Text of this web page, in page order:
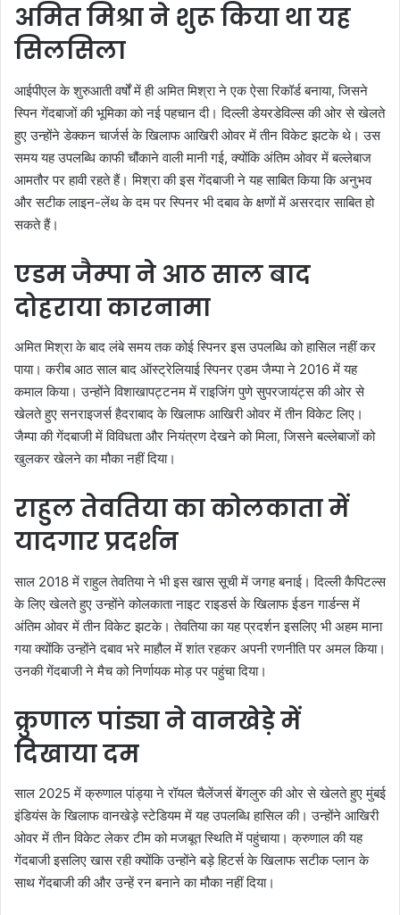
अमित मिश्रा ने शुरू किया था यह
सिलसिला
आईपीएल के शुरुआती वर्षों में ही अमित मिश्रा ने एक ऐसा रिकॉर्ड बनाया, जिसने
स्पिन गेंदबाजों की भूमिका को नई पहचान दी। दिल्ली डेयरडेविल्स की ओर से खेलते
हुए उन्होंने डेक्कन चार्जर्स के खिलाफ आखिरी ओवर में तीन विकेट झटके थे। उस
समय यह उपलब्धि काफी चौंकाने वाली मानी गई, क्योंकि अंतिम ओवर में बल्लेबाज
आमतौर पर हावी रहते हैं। मिश्रा की इस गेंदबाजी ने यह साबित किया कि अनुभव
और सटीक लाइन-लेंथ के दम पर स्पिनर भी दबाव के क्षणों में असरदार साबित हो
सकते हैं।
एडम जैम्पा ने आठ साल बाद
दोहराया कारनामा
अमित मिश्रा के बाद लंबे समय तक कोई स्पिनर इस उपलब्धि को हासिल नहीं कर
पाया। करीब आठ साल बाद ऑस्ट्रेलियाई स्पिनर एडम जैम्पा ने 2016 में यह
कमाल किया। उन्होंने विशाखापट्टनम में राइजिंग पुणे सुपरजायंट्स की ओर से
खेलते हुए सनराइजर्स हैदराबाद के खिलाफ आखिरी ओवर में तीन विकेट लिए।
जैम्पा की गेंदबाजी में विविधता और नियंत्रण देखने को मिला, जिसने बल्लेबाजों को
खुलकर खेलने का मौका नहीं दिया।
राहुल तेवतिया का कोलकाता में
यादगार प्रदर्शन
साल 2018 में राहुल तेवतिया ने भी इस खास सूची में जगह बनाई। दिल्ली कैपिटल्स
के लिए खेलते हुए उन्होंने कोलकाता नाइट राइडर्स के खिलाफ ईडन गार्डन्स में
अंतिम ओवर में तीन विकेट झटके। तेवतिया का यह प्रदर्शन इसलिए भी अहम माना
गया क्योंकि उन्होंने दबाव भरे माहौल में शांत रहकर अपनी रणनीति पर अमल किया।
उनकी गेंदबाजी ने मैच को निर्णायक मोड़ पर पहुंचा दिया।
क्रुणाल पांड्या ने वानखेड़े में
दिखाया दम
साल 2025 में क्रुणाल पांड्या ने रॉयल चैलेंजर्स बेंगलुरु की ओर से खेलते हुए मुंबई
इंडियंस के खिलाफ वानखेड़े स्टेडियम में यह उपलब्धि हासिल की। उन्होंने आखिरी
ओवर में तीन विकेट लेकर टीम को मजबूत स्थिति में पहुंचाया। क्रुणाल की यह
गेंदबाजी इसलिए खास रही क्योंकि उन्होंने बड़े हिटर्स के खिलाफ सटीक प्लान के
साथ गेंदबाजी की और उन्हें रन बनाने का मौका नहीं दिया।